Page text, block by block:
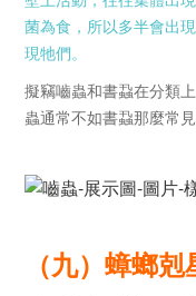
菌為食，所以多半會出
現牠們。
擬竊嚙蟲和書蝨在分類
蟲通常不如書蝨那麼常見
（九）蟑螂